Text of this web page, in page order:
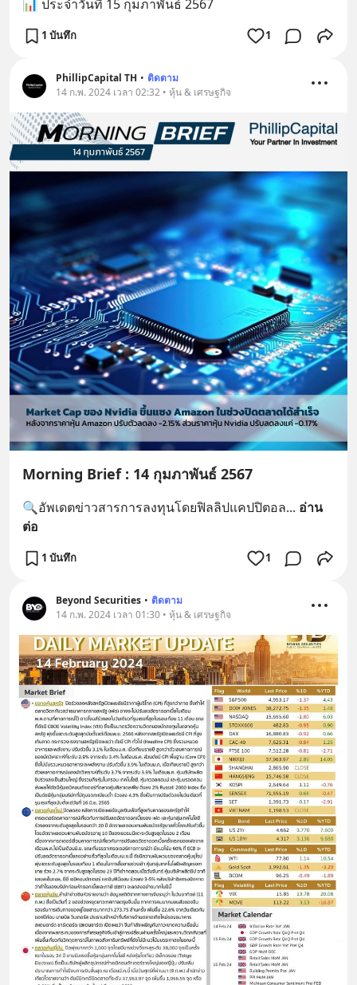
📊 ประจำวันที่ 15 กุมภาพันธ์ 2567
1 บันทึก 1
PhillipCapital TH • ติดตาม
14 ก.พ. 2024 เวลา 02:32 • หุ้น & เศรษฐกิจ
Morning Brief : 14 กุมภาพันธ์ 2567
🔍อัพเดตข่าวสารการลงทุนโดยฟิลลิปแคปปิตอล... อ่าน
ต่อ
1 บันทึก 1
Beyond Securities • ติดตาม
14 ก.พ. 2024 เวลา 01:30 • หุ้น & เศรษฐกิจ